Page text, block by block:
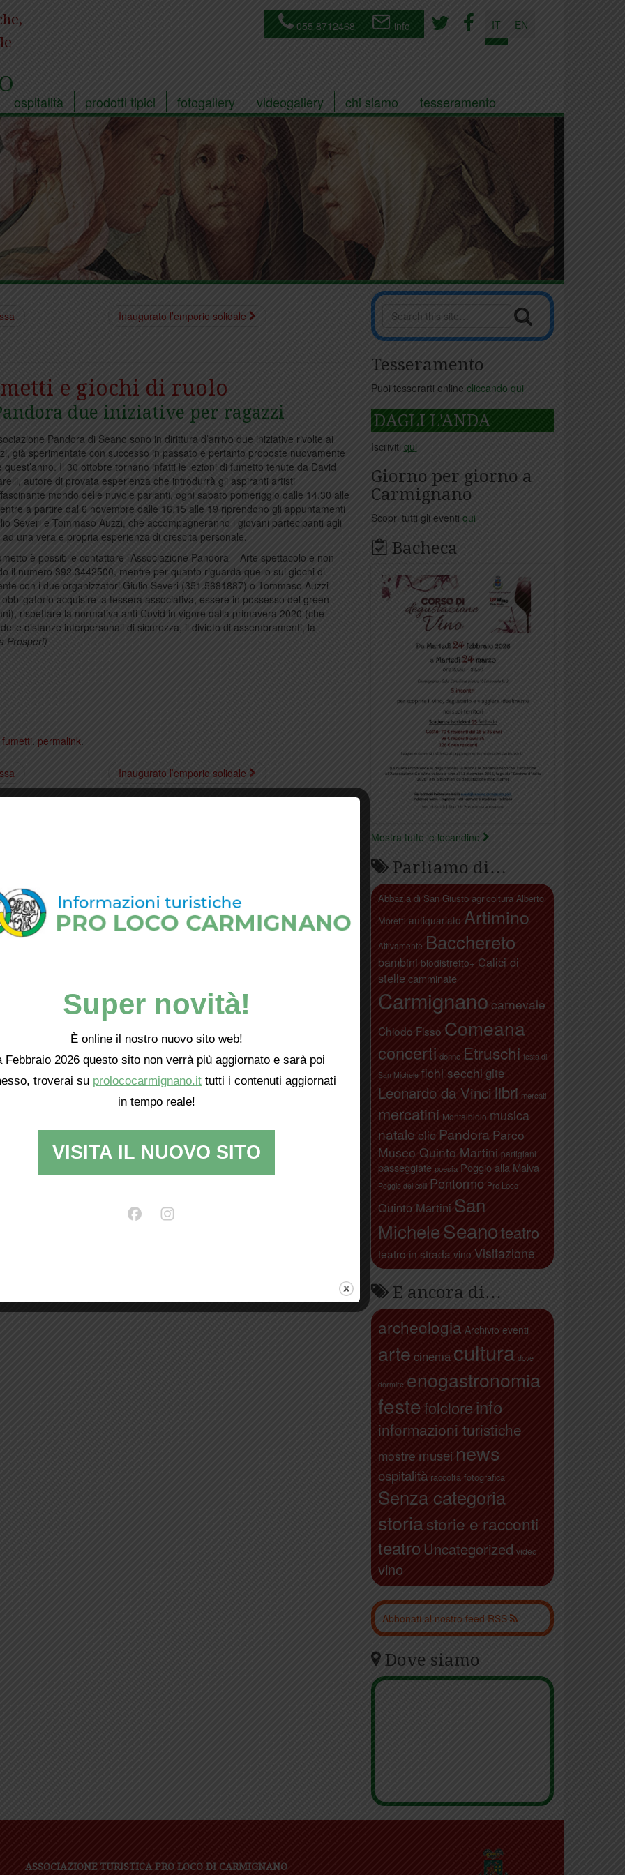
055 8712468 info IT EN
ospitalità prodotti tipici fotogallery videogallery chi siamo tesseramento
Inaugurato l’emporio solidale
e giochi di ruolo
due iniziative per ragazzi
Pandora di Seano sono in dirittura d’arrivo due iniziative rivolte ai
già sperimentate con successo in passato e pertanto proposte nuovamente
quest’anno. Il 30 ottobre tornano infatti le lezioni di fumetto tenute da David
autore di provata esperienza che introdurrà gli aspiranti artisti
mondo delle nuvole parlanti, ogni sabato pomeriggio dalle 14.30 alle
a partire dal 6 novembre dalle 16.15 alle 19 riprendono gli appuntamenti
Severi e Tommaso Auzzi, che accompagneranno i giovani partecipanti agli
una vera e propria esperienza di crescita personale.
è possibile contattare l’Associazione Pandora – Arte spettacolo e non
il numero 392.3442500, mentre per quanto riguarda quello sui giochi di
con i due organizzatori Giulio Severi (351.5681887) o Tommaso Auzzi
acquisire la tessera associativa, essere in possesso del green
rispettare la normativa anti Covid in vigore dalla primavera 2020 (che
distanze interpersonali di sicurezza, il divieto di assembramenti, la
Prosperi)
fumetti. permalink.
Inaugurato l’emporio solidale
Tesseramento
Puoi tesserarti online cliccando qui
DAGLI L'ANDA
Iscriviti qui
Giorno per giorno a
Carmignano
Scopri tutti gli eventi qui
Bacheca
Mostra tutte le locandine
Parliamo di…
Abbazia di San Giusto agricoltura Alberto
Moretti antiquariato Artimino
Attivamente Bacchereto
bambini biodistretto+ Calici di
stelle camminate
Carmignano carnevale
Chiodo Fisso Comeana
concerti donne Etruschi festa di
San Michele fichi secchi gite
Leonardo da Vinci libri mercati
mercatini Montalbiolo musica
natale olio Pandora Parco
Museo Quinto Martini partigiani
passeggiate poesia Poggio alla Malva
Poggio dei colli Pontormo Pro Loco
Quinto Martini San
MicheleSeanoteatro
teatro in strada vino Visitazione
E ancora di…
archeologia Archivio eventi
arte cinema cultura dove
dormire enogastronomia
festefolcloreinfo
informazioni turistiche
mostre musei news
ospitalità raccolta fotografica
Senza categoria
storiastorie e racconti
teatro Uncategorized video
vino
Abbonati al nostro feed RSS
Dove siamo
ASSOCIAZIONE TURISTICA PRO LOCO DI CARMIGNANO
Super novità!
È online il nostro nuovo sito web!
Febbraio 2026 questo sito non verrà più aggiornato e sarà poi
troverai su prolococarmignano.it tutti i contenuti aggiornati
in tempo reale!
VISITA IL NUOVO SITO